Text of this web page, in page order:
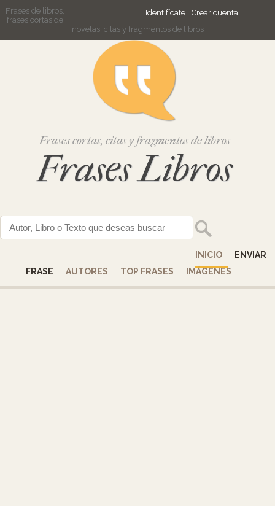
Identifícate Crear cuenta
Frases de libros,
frases cortas de
novelas, citas y fragmentos de libros
Frases cortas, citas y fragmentos de libros
Frases Libros
INICIO
ENVIAR
FRASE
AUTORES TOP FRASES IMÁGENES